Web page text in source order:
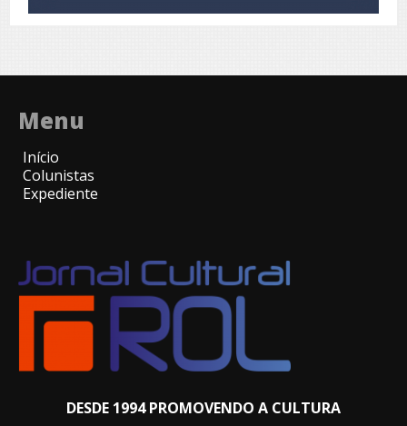
Menu
Início
Colunistas
Expediente
DESDE 1994 PROMOVENDO A CULTURA